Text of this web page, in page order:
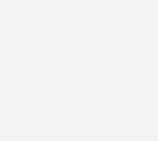
Anlagen gefordert,
der neu erschienen